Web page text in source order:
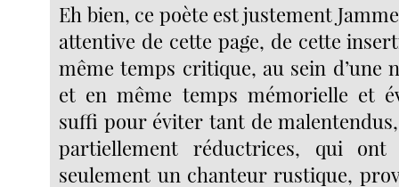
Eh bien, ce poète est justement
attentive de cette page, de cette
même temps critique, au sein d’une
et en même temps mémorielle et
suffi pour éviter tant de
partiellement réductrices, qui ont
seulement un chanteur rustique,